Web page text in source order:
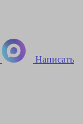
Написать